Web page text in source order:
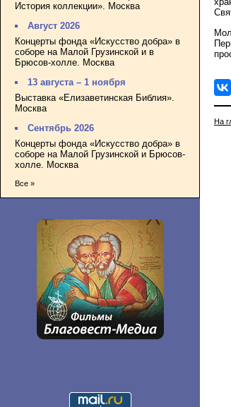
История коллекции». Москва
Август 2026
Концерты фонда «Искусство добра» в
соборе на Малой Грузинской и в
Брюсов-холле. Москва
13 августа – 1 ноября
Выставка «Елизаветинская Библия».
Москва
Сентябрь 2026
Концерты фонда «Искусство добра» в
соборе на Малой Грузинской и Брюсов-
холле. Москва
Все »
На